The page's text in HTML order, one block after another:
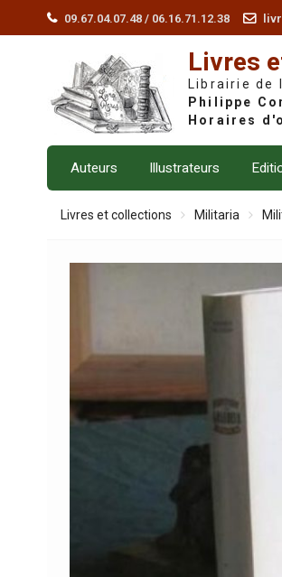
09.67.04.07.48 / 06.16.71.12.38
Livres
Librairie de
Auteurs Illustrateurs
Livres et collections Militaria